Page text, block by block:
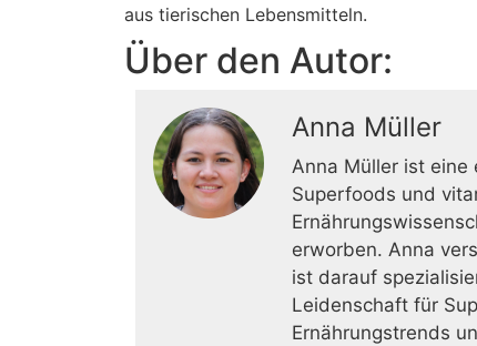
aus tierischen Lebensmitteln.
Über den Autor:
Anna Müller
Anna Müller ist eine
Superfoods und
erworben. Anna
ist darauf
Leidenschaft für
Ernährungstrends